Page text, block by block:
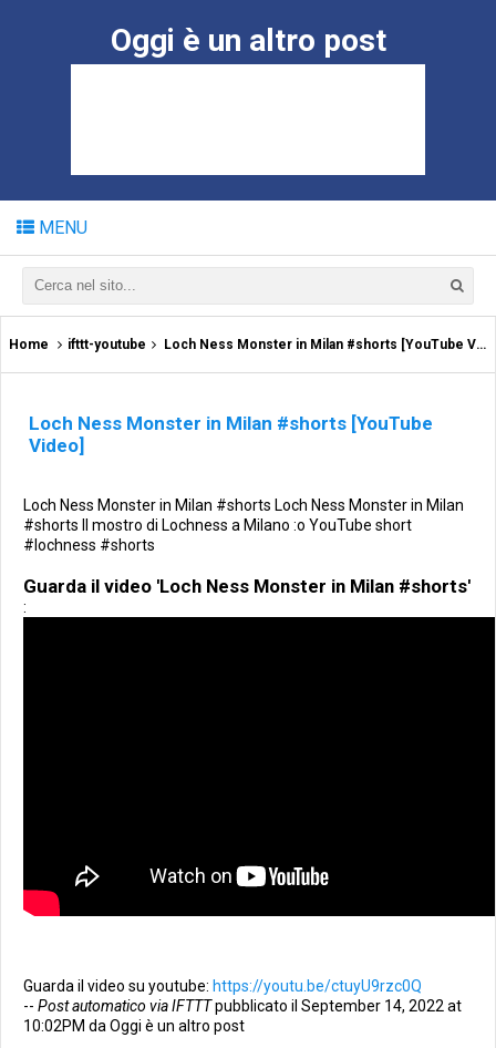
Oggi è un altro post
MENU
Home ifttt-youtube Loch Ness Monster in Milan #shorts [YouTube Video]
Loch Ness Monster in Milan #shorts [YouTube
Video]
Loch Ness Monster in Milan #shorts Loch Ness Monster in Milan
#shorts Il mostro di Lochness a Milano :o YouTube short
#lochness #shorts
Guarda il video 'Loch Ness Monster in Milan #shorts'
:
Guarda il video su youtube: https://youtu.be/ctuyU9rzc0Q
-- Post automatico via IFTTTpubblicato il September 14, 2022 at
10:02PM da Oggi è un altro post